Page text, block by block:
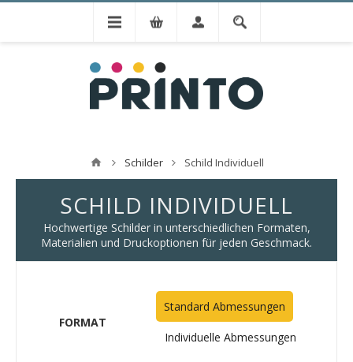
Schilder Schild Individuell
SCHILD INDIVIDUELL
Hochwertige Schilder in unterschiedlichen Formaten,
Materialien und Druckoptionen für jeden Geschmack.
FORMAT
Standard Abmessungen
Individuelle Abmessungen